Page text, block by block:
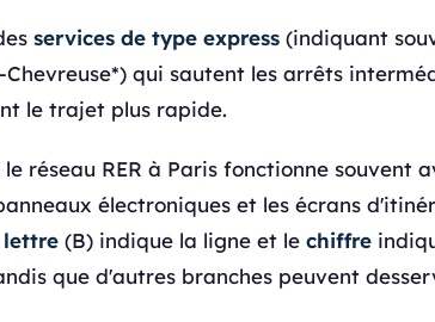
services de type express (indiquant
qui sautent les arrêts
le trajet plus rapide.
réseau RER à Paris fonctionne souvent
électroniques et les écrans
lettre (B) indique la ligne et le chiffre
que d'autres branches peuvent